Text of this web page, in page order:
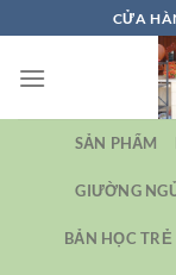
qua
nội
CỬA
SẢN PHẨM
GIƯỜNG
BẢN HỌC TRẺ